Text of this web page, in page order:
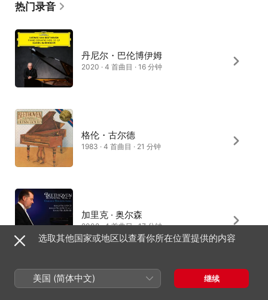
热门录音
丹尼尔・巴伦博伊姆
2020 · 4 首曲目 · 16 分钟
格伦・古尔德
1983 · 4 首曲目 · 21 分钟
加里克 · 奥尔森
2008 · 4 首曲目 · 17 分钟
选取其他国家或地区以查看你所在位置提供的内容
美国 (简体中文) 继续